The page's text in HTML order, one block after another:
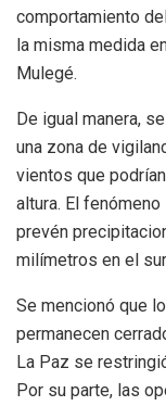
comportamiento
la misma medida
Mulegé.
De igual manera,
una zona de
vientos que
altura. El
prevén
milímetros en el
Se mencionó que
permanecen
La Paz se
Por su parte, las